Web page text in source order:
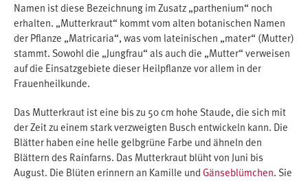
Namen ist diese Bezeichnung im Zusatz „parthenium“ noch
erhalten. „Mutterkraut“ kommt vom alten botanischen Namen
der Pflanze „Matricaria“, was vom lateinischen „mater“ (Mutter)
stammt. Sowohl die „Jungfrau“ als auch die „Mutter“ verweisen
auf die Einsatzgebiete dieser Heilpflanze vor allem in der
Frauenheilkunde.
Das Mutterkraut ist eine bis zu 50 cm hohe Staude, die sich mit
der Zeit zu einem stark verzweigten Busch entwickeln kann. Die
Blätter haben eine helle gelbgrüne Farbe und ähneln den
Blättern des Rainfarns. Das Mutterkraut blüht von Juni bis
August. Die Blüten erinnern an Kamille und Gänseblümchen. Sie